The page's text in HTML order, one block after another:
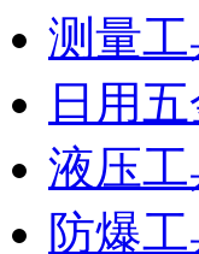
测量工
日用
液压工
防爆